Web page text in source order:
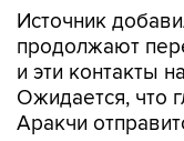
Источник
продолжают
и эти контакты
Ожидается, что
Аракчи